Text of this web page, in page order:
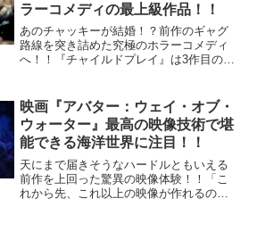
ラーコメディの最上級作品！！
あのチャッキーが結婚！？前作のギャグ
路線を突き詰めた究極のホラーコメディ
へ！！『チャイルドプレイ』は3作目の興
ら実に8年の時を経て1998年に第4作目
『チャイルド・プレイ...
映画『アバター：ウェイ・オブ・
ウォーター』最高の映像技術で堪
能できる海洋世界に注目！！
天にまで届きそうなハードルともいえる
前作を上回った驚異の映像体験！！「こ
れから先、これ以上の映像が作れるの